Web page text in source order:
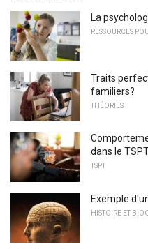
La
RESSOURCES
Traits
familiers?
THÉORIES
dans le
TSPT
Exemple
HISTOIRE ET